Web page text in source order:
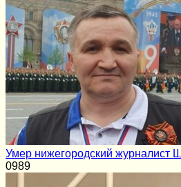
Умер нижегородский журналист
0989